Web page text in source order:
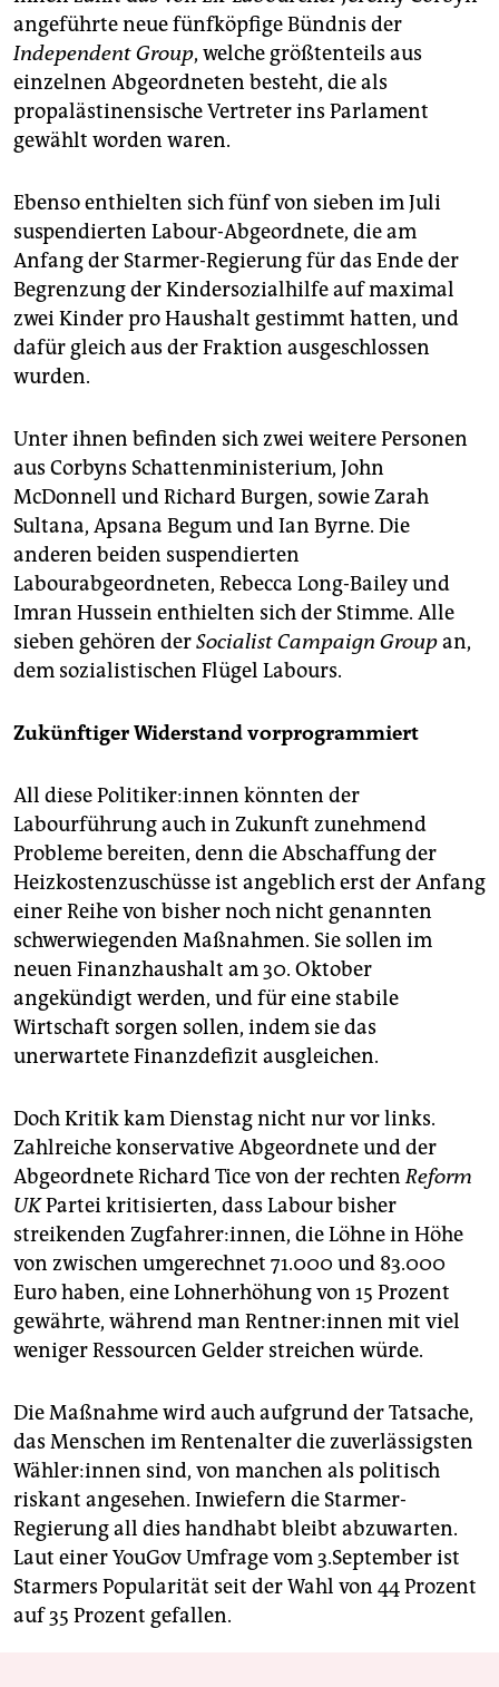
angeführte neue fünfköpfige Bündnis der
Independent Group, welche größtenteils aus
einzelnen Abgeordneten besteht, die als
propalästinensische Vertreter ins Parlament
gewählt worden waren.
Ebenso enthielten sich fünf von sieben im Juli
suspendierten Labour-Abgeordnete, die am
Anfang der Starmer-Regierung für das Ende der
Begrenzung der Kindersozialhilfe auf maximal
zwei Kinder pro Haushalt gestimmt hatten, und
dafür gleich aus der Fraktion ausgeschlossen
wurden.
Unter ihnen befinden sich zwei weitere Personen
aus Corbyns Schattenministerium, John
McDonnell und Richard Burgen, sowie Zarah
Sultana, Apsana Begum und Ian Byrne. Die
anderen beiden suspendierten
Labourabgeordneten, Rebecca Long-Bailey und
Imran Hussein enthielten sich der Stimme. Alle
sieben gehören derSocialist Campaign Groupan,
dem sozialistischen Flügel Labours.
Zukünftiger Widerstand vorprogrammiert
All diese Po­li­ti­ke­r:in­nen könnten der
Labourführung auch in Zukunft zunehmend
Probleme bereiten, denn die Abschaffung der
Heizkostenzuschüsse ist angeblich erst der Anfang
einer Reihe von bisher noch nicht genannten
schwerwiegenden Maßnahmen. Sie sollen im
neuen Finanzhaushalt am 30. Oktober
angekündigt werden, und für eine stabile
Wirtschaft sorgen sollen, indem sie das
unerwartete Finanzdefizit ausgleichen.
Doch Kritik kam Dienstag nicht nur vor links.
Zahlreiche konservative Abgeordnete und der
Abgeordnete Richard Tice von der rechtenReform
UKPartei kritisierten, dass Labour bisher
streikenden Zugfahrer:innen, die Löhne in Höhe
von zwischen umgerechnet 71.000 und 83.000
Euro haben, eine Lohnerhöhung von 15 Prozent
gewährte, während man Rent­ne­r:in­nen mit viel
weniger Ressourcen Gelder streichen würde.
Die Maßnahme wird auch aufgrund der Tatsache,
das Menschen im Rentenalter die zuverlässigsten
Wäh­le­r:in­nen sind, von manchen als politisch
riskant angesehen. Inwiefern die Starmer-
Regierung all dies handhabt bleibt abzuwarten.
Laut einer YouGov Umfrage vom 3.September ist
Starmers Popularität seit der Wahl von 44 Prozent
auf 35 Prozent gefallen.